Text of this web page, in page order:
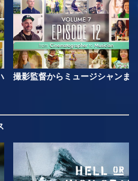
撮影監督からミュージシャンま